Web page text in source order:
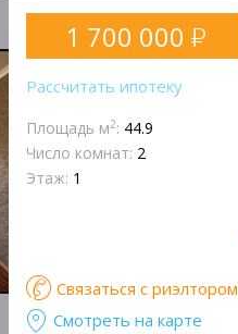
1 700 000
Рассчитать ипотеку
Площадь м2: 44.9
Число комнат: 2
Этаж: 1
Связаться с риэлтором
Смотреть на карте